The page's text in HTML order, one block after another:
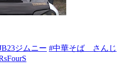
ジムニー #中華そば さんじ